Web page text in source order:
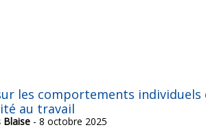
les comportements individuels
au travail
Blaise - 8 octobre 2025